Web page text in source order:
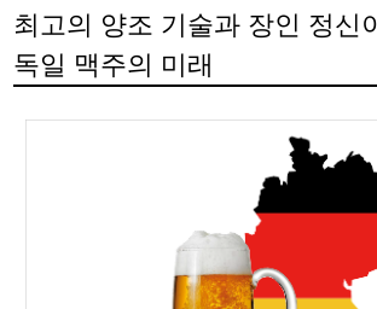
최고의 양조 기술과 장인 정신
독일 맥주의 미래